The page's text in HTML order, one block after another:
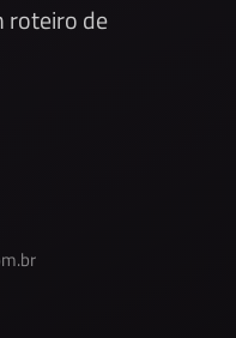
roteiro de